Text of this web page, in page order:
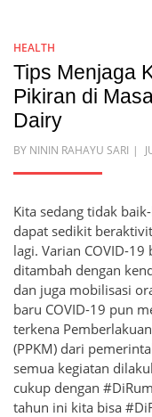
HEALTH
Tips Menjaga
Pikiran di
Dairy
BY NININ RAHAYU SARI
Kita sedang tidak
dapat sedikit
lagi. Varian COVID-
ditambah dengan
dan juga mobilisasi
baru COVID-19 pun
terkena
(PPKM) dari
semua kegiatan
cukup dengan
tahun ini kita bisa